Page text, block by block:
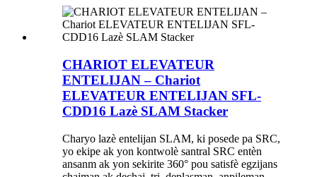
CHARIOT ELEVATEUR
ENTELIJAN – Chariot
ELEVATEUR ENTELIJAN SFL-
CDD16 Lazè SLAM Stacker
Charyo lazè entelijan SLAM, ki posede pa SRC,
yo ekipe ak yon kontwolè santral SRC entèn
ansanm ak yon sekirite 360° pou satisfè egzijans